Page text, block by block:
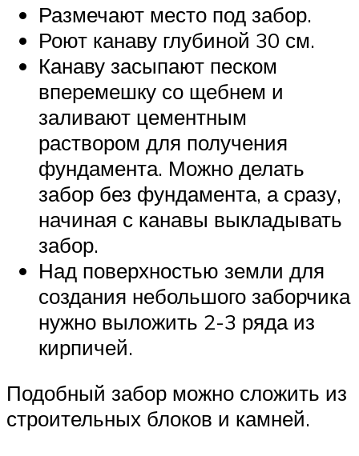
Размечают место под забор.
Роют канаву глубиной 30 см.
Канаву засыпают песком
вперемешку со щебнем и
заливают цементным
раствором для получения
фундамента. Можно делать
забор без фундамента, а сразу,
начиная с канавы выкладывать
забор.
Над поверхностью земли для
создания небольшого заборчика
нужно выложить 2-3 ряда из
кирпичей.
Подобный забор можно сложить из
строительных блоков и камней.